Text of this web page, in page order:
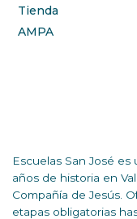
Tienda
AMPA
Escuelas San José
años de historia en
Compañía de Jesús.
etapas obligatorias